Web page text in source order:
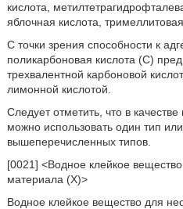
кислота,
яблочная кислота,
С точки зрения способности к
поликарбоновая кислота (C)
трехвалентной карбоновой
лимонной кислотой.
Следует отметить, что в
можно использовать один тип
вышеперечисленных типов.
[0021] <Водное клейкое
материала (X)>
Водное клейкое вещество для